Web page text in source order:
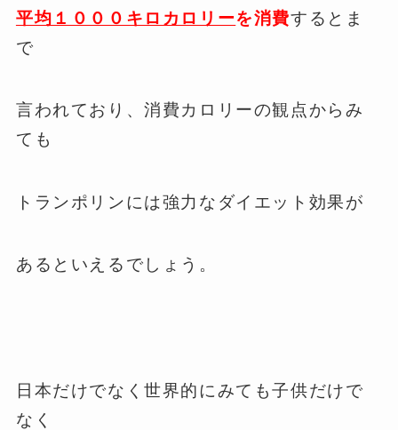
平均１０００キロカロリーを消費するとま
で
言われており、消費カロリーの観点からみ
ても
トランポリンには強力なダイエット効果が
あるといえるでしょう。
日本だけでなく世界的にみても子供だけで
なく